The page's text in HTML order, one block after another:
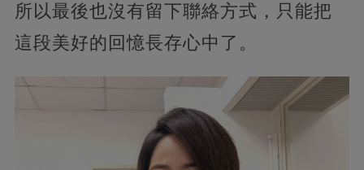
所以最後也沒有留下聯絡方式，只能把
這段美好的回憶長存心中了。